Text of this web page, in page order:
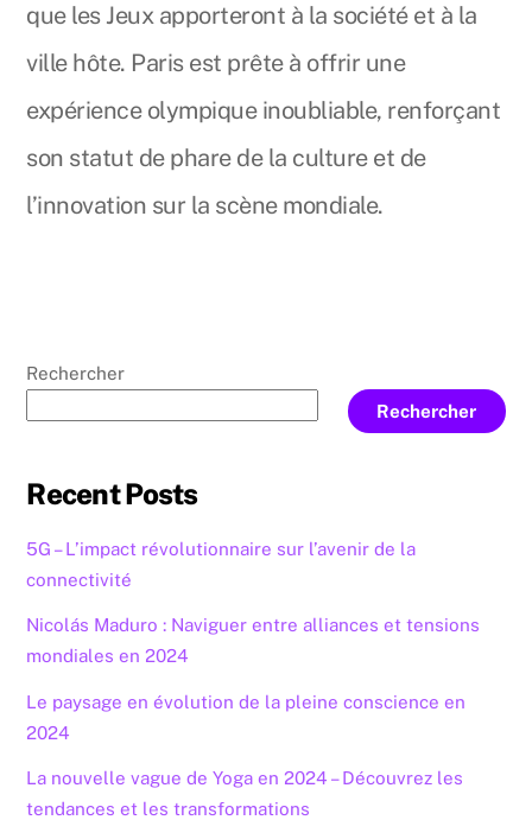
que les Jeux apporteront à la société et à la
ville hôte. Paris est prête à offrir une
expérience olympique inoubliable, renforçant
son statut de phare de la culture et de
l’innovation sur la scène mondiale.
Rechercher
Rechercher
Recent Posts
5G – L’impact révolutionnaire sur l’avenir de la
connectivité
Nicolás Maduro : Naviguer entre alliances et tensions
mondiales en 2024
Le paysage en évolution de la pleine conscience en
2024
La nouvelle vague de Yoga en 2024 – Découvrez les
tendances et les transformations